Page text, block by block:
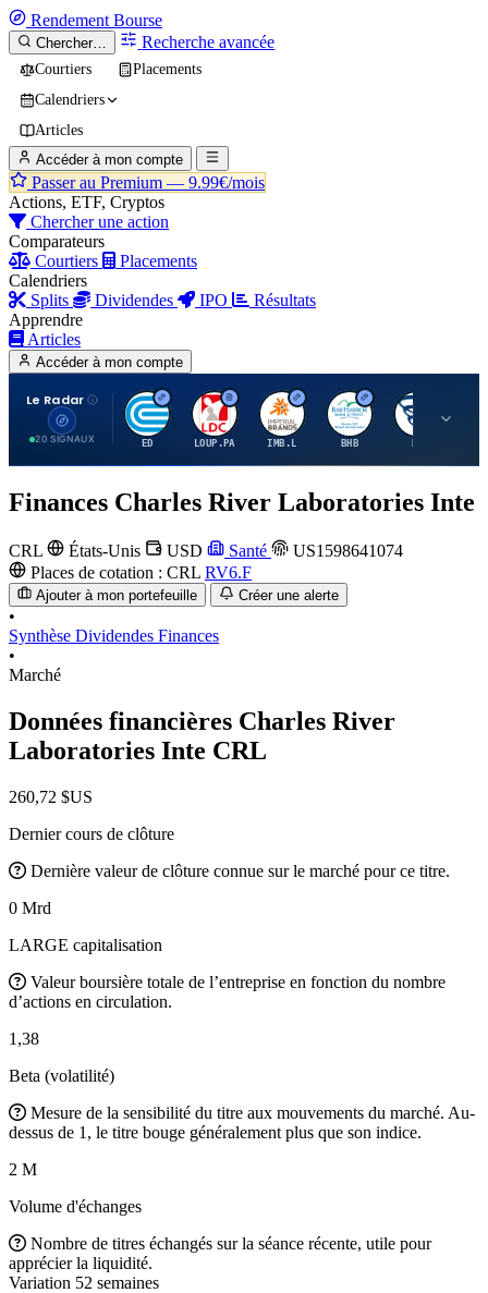
Rendement Bourse
Chercher… Recherche avancée
Courtiers
Placements
Calendriers
Articles
Accéder à mon compte
Passer au Premium — 9.99€/mois
Actions, ETF, Cryptos
Chercher une action
Comparateurs
Courtiers
Placements
Calendriers
Splits
Dividendes IPO
Résultats
Apprendre
Articles
Accéder à mon compte
Le Radar
20 SIGNAUX
C
ED
L
LOUP.PA
I
IMB.L
B
BHB
B
Finances Charles River Laboratories Inte
CRL États-Unis USD Santé
US1598641074
Places de cotation : CRL RV6.F
Ajouter à mon portefeuille Créer une alerte
•
Synthèse Dividendes Finances
•
Marché
Données financières Charles River
Laboratories Inte CRL
260,72 $US
Dernier cours de clôture
Dernière valeur de clôture connue sur le marché pour ce titre.
0 Mrd
LARGE capitalisation
Valeur boursière totale de l’entreprise en fonction du nombre
d’actions en circulation.
1,38
Beta (volatilité)
Mesure de la sensibilité du titre aux mouvements du marché. Au-
dessus de 1, le titre bouge généralement plus que son indice.
2 M
Volume d'échanges
Nombre de titres échangés sur la séance récente, utile pour
apprécier la liquidité.
Variation 52 semaines